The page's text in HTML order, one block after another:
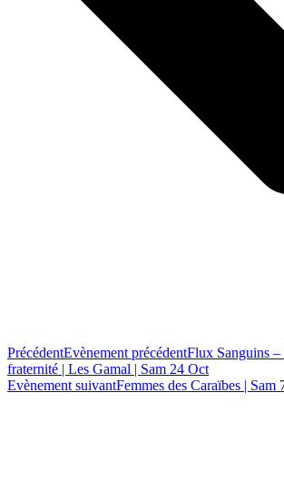
PrécédentEvènement précédentFlux Sanguins
fraternité | Les Gamal | Sam 24 Oct
Evènement suivantFemmes des Caraïbes | Sam